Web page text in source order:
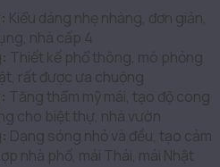
Kiểu dáng nhẹ nhàng, đơn giản,
nhà cấp 4
Thiết kế phổ thông, mô phỏng
rất được ưa chuộng
Tăng thẩm mỹ mái, tạo độ cong
cho biệt thự, nhà vườn
Dạng sóng nhỏ và đều, tạo cảm
nhà phố, mái Thái, mái Nhật